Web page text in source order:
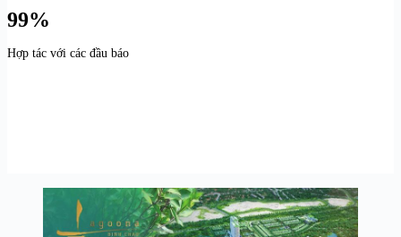
99%
Hợp tác với các đầu báo